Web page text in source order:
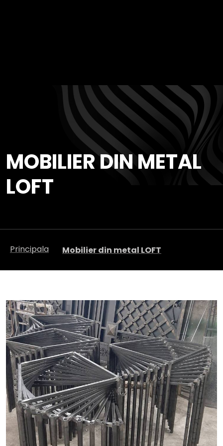
MOBILIER DIN METAL
LOFT
Principala Mobilier din metal LOFT